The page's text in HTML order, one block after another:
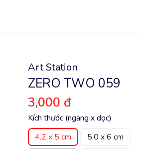
Art Station
ZERO TWO 059
3,000 đ
Kích thước (ngang x dọc)
4.2 x 5 cm
5.0 x 6 cm